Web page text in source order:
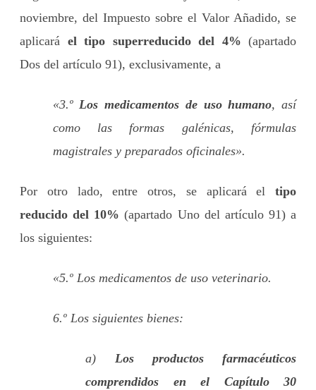
noviembre, del Impuesto sobre el Valor Añadido, se
aplicará el tipo superreducido del 4% (apartado
Dos del artículo 91), exclusivamente, a
«3.ºLos medicamentos de uso humano, así
como las formas galénicas, fórmulas
magistrales y preparados oficinales».
Por otro lado, entre otros, se aplicará el tipo
reducido del 10% (apartado Uno del artículo 91) a
los siguientes:
«5.º Los medicamentos de uso veterinario.
6.º Los siguientes bienes:
a) Los productos farmacéuticos
comprendidos en el Capítulo 30